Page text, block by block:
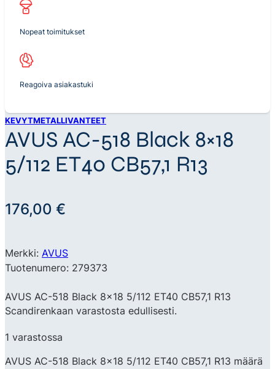
Nopeat toimitukset
Reagoiva asiakastuki
KEVYTMETALLIVANTEET
AVUS AC-518 Black 8×18
5/112 ET40 CB57,1 R13
176,00 €
Merkki: AVUS
Tuotenumero: 279373
AVUS AC-518 Black 8×18 5/112 ET40 CB57,1 R13
Scandirenkaan varastosta edullisesti.
1 varastossa
AVUS AC-518 Black 8x18 5/112 ET40 CB57,1 R13 määrä